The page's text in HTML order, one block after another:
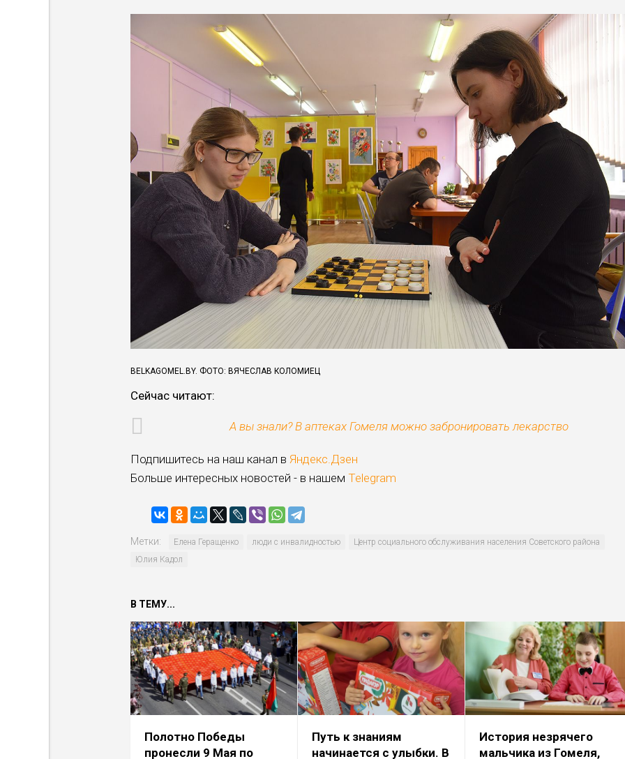
BELKAGOMEL.BY. ФОТО: ВЯЧЕСЛАВ КОЛОМИЕЦ
Сейчас читают:
А вы знали? В аптеках Гомеля можно забронировать лекарство
Подпишитесь на наш канал в Яндекс.Дзен
Больше интересных новостей - в нашем Telegram
Метки: Елена Геращенко люди с инвалидностью
Центр социаль­ного обслуживания населения Советского района
Юлия Кадол
В ТЕМУ...
Полотно Победы
пронесли 9 Мая по
Путь к знаниям
начинается с улыбки. В
История незрячего
мальчика из Гомеля,